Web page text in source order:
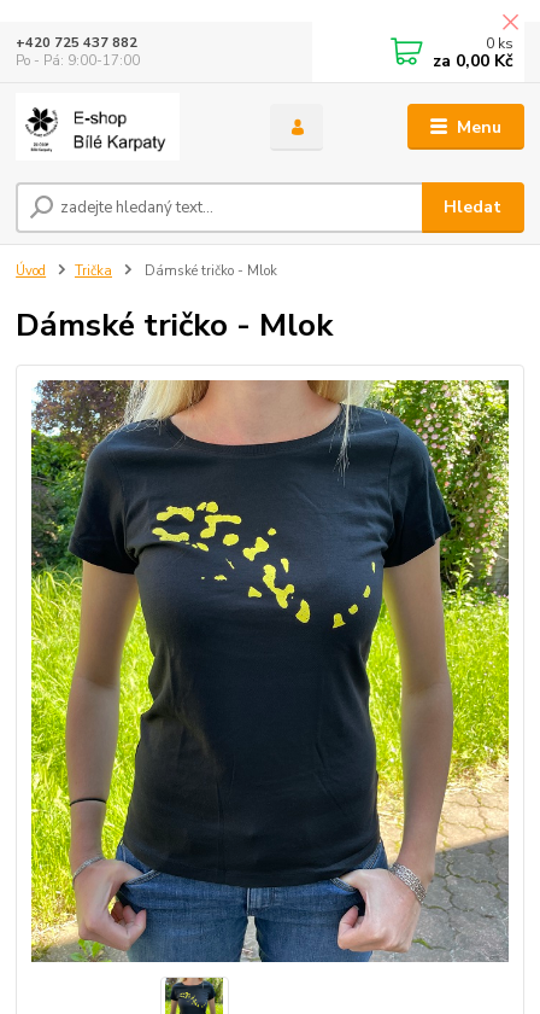
Menu
Hledat
+420 725 437 882
Po - Pá: 9:00-17:00
0 ks
za 0,00 Kč
Úvod Trička Dámské tričko - Mlok
Dámské tričko - Mlok